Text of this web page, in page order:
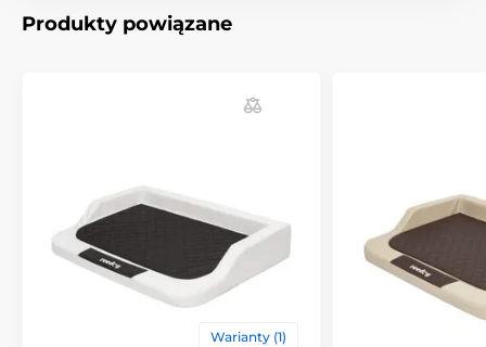
Niezależnie od tego czy Twój piesek jest mały, średni
czy duży, w naszym sklepie znajdziesz dla niego
ręcznie, wielkość materacu może się różnić od
rozmiaru zaprezentowanego w tabeli o 2 do 4 cm).
Produkty powiązane
Warianty (1)